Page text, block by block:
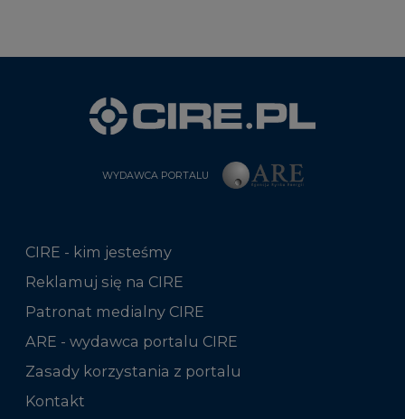
WYDAWCA PORTALU
CIRE - kim jesteśmy
Reklamuj się na CIRE
Patronat medialny CIRE
ARE - wydawca portalu CIRE
Zasady korzystania z portalu
Kontakt